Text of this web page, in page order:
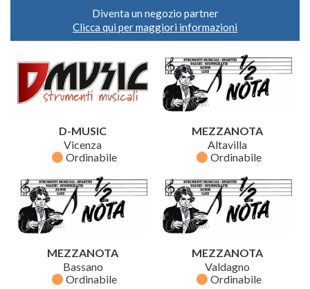
Diventa un negozio partner
Clicca qui per maggiori informazioni
D-MUSIC
Vicenza
fiber_manual_record Ordinabile
MEZZANOTA
Altavilla
fiber_manual_record Ordinabile
MEZZANOTA
Bassano
fiber_manual_record Ordinabile
MEZZANOTA
Valdagno
fiber_manual_record Ordinabile